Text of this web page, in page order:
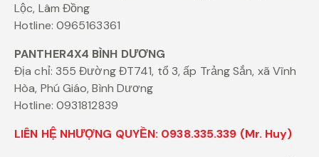
Lộc, Lâm Đồng
Hotline: 0965163361
PANTHER4X4 BÌNH DƯƠNG
Địa chỉ: 355 Đường ĐT741, tổ 3, ấp Trảng Sắn, xã Vĩnh
Hòa, Phú Giáo, Bình Dương
Hotline: 0931812839
LIÊN HỆ NHƯỢNG QUYỀN: 0938.335.339 (Mr. Huy)